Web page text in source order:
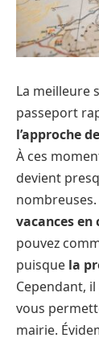
La meilleure
passeport
l’approche
À ces
devient
vacances en
pouvez
puisque la
Cependant,
vous
mairie.